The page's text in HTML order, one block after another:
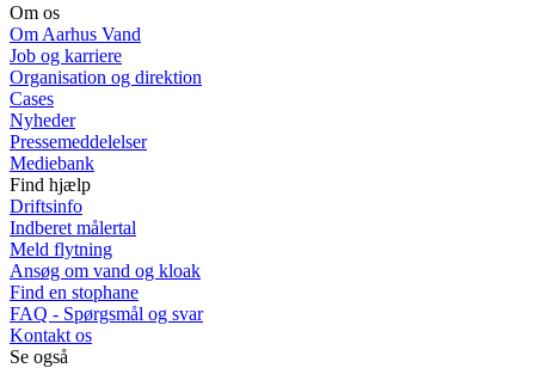
Om os
Om Aarhus Vand
Job og karriere
Organisation og direktion
Cases
Nyheder
Pressemeddelelser
Mediebank
Find hjælp
Driftsinfo
Indberet målertal
Meld flytning
Ansøg om vand og kloak
Find en stophane
FAQ - Spørgsmål og svar
Kontakt os
Se også